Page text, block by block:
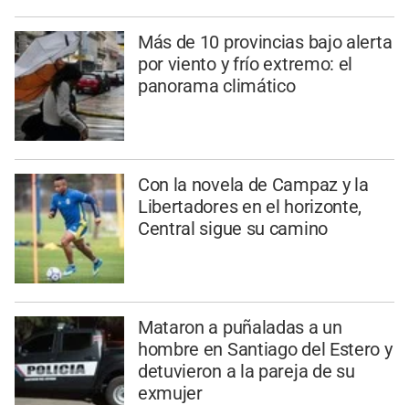
Más de 10 provincias bajo alerta
por viento y frío extremo: el
panorama climático
Con la novela de Campaz y la
Libertadores en el horizonte,
Central sigue su camino
Mataron a puñaladas a un
hombre en Santiago del Estero y
detuvieron a la pareja de su
exmujer